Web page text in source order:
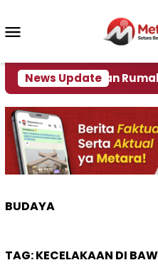
konten
News Update
Jadi Tuan Rumah
BUDAYA
TAG:KECELAKAAN DI